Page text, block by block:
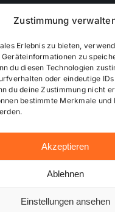
Zustimmung
Erlebnis zu bieten,
zu
du diesen Technologien
oder eindeutige
du deine Zustimmung nicht
bestimmte Merkmale und
Akzeptieren
Ablehnen
Einstellungen ansehen
(EU)
...online